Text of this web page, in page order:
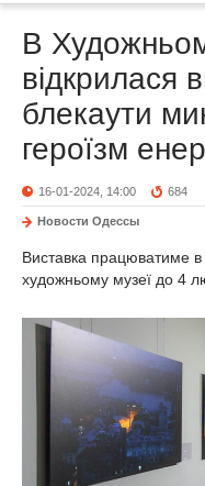
В
відкрилася
блекаути
героїзм
16-01-2024, 14:00 684
Новости Одессы
Виставка працюватиме
художньому музеї до 4